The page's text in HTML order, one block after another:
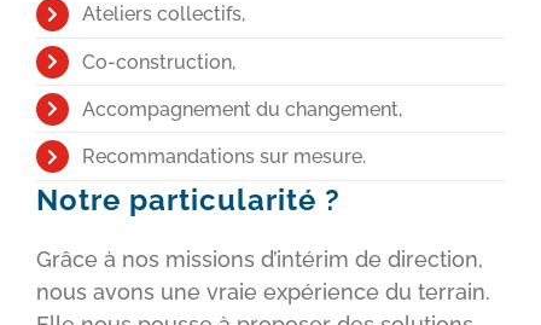
Ateliers collectifs,
Co-construction,
Accompagnement du changement,
Recommandations sur mesure.
Notre particularité ?
Grâce à nos missions d’intérim de direction,
nous avons une vraie expérience du terrain.